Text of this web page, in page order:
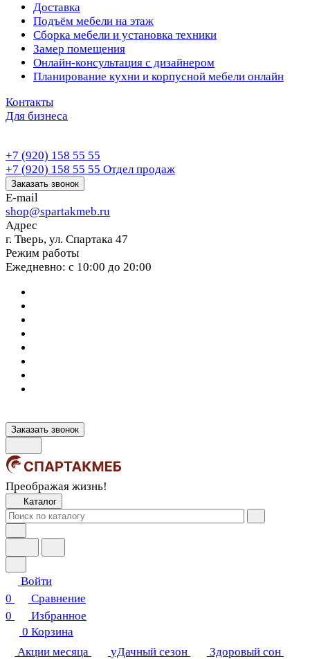
Доставка
Подъём мебели на этаж
Сборка мебели и установка техники
Замер помещения
Онлайн-консультация с дизайнером
Планирование кухни и корпусной мебели онлайн
Контакты
Для бизнеса
+7 (920) 158 55 55
+7 (920) 158 55 55 Отдел продаж
Заказать звонок
E-mail
shop@spartakmeb.ru
Адрес
г. Тверь, ул. Спартака 47
Режим работы
Ежедневно: с 10:00 до 20:00
Заказать звонок
Преображая жизнь!
Каталог
Войти
0
Сравнение
0
Избранное
0 Корзина
Акции месяца
уДачный сезон
Здоровый сон